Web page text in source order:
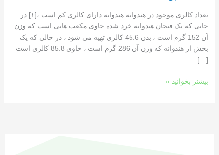
تعداد کالری موجود در هندوانه هندوانه دارای کالری کم است ،[١] در
جایی که یک فنجان هندوانه خرد شده حاوی مکعب هایی است که وزن
آن 152 گرم است ، بدن 45.6 کالری تهیه می شود ، در حالی که یک
بخش از هندوانه که وزن آن 286 گرم است ، حاوی 85.8 کالری است
[…]
بیشتر بخوانید »